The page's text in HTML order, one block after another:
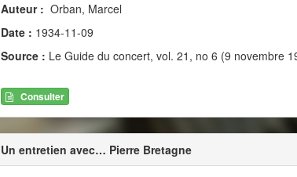
Auteur : Orban, Marcel
Date : 1934-11-09
Source : Le Guide du concert, vol. 21, no 6 (9 novembre
Consulter
Un entretien avec… Pierre Bretagne